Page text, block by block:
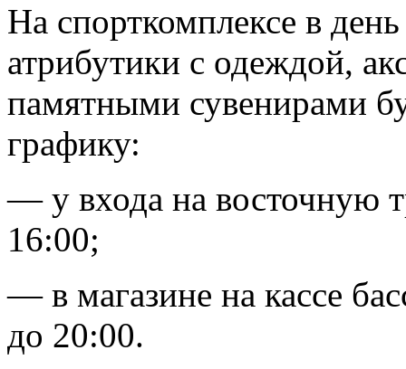
На спорткомплексе в
атрибутики с одеждой,
памятными сувенирами
графику:
— у входа на восточную
16:00;
— в магазине на кассе
до 20:00.